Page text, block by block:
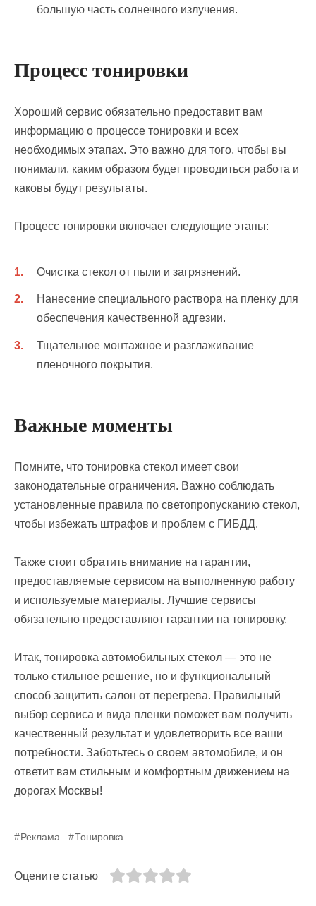
большую часть солнечного излучения.
Процесс тонировки
Хороший сервис обязательно предоставит вам
информацию о процессе тонировки и всех
необходимых этапах. Это важно для того, чтобы вы
понимали, каким образом будет проводиться работа и
каковы будут результаты.
Процесс тонировки включает следующие этапы:
Очистка стекол от пыли и загрязнений.
Нанесение специального раствора на пленку для
обеспечения качественной адгезии.
Тщательное монтажное и разглаживание
пленочного покрытия.
Важные моменты
Помните, что тонировка стекол имеет свои
законодательные ограничения. Важно соблюдать
установленные правила по светопропусканию стекол,
чтобы избежать штрафов и проблем с ГИБДД.
Также стоит обратить внимание на гарантии,
предоставляемые сервисом на выполненную работу
и используемые материалы. Лучшие сервисы
обязательно предоставляют гарантии на тонировку.
Итак, тонировка автомобильных стекол — это не
только стильное решение, но и функциональный
способ защитить салон от перегрева. Правильный
выбор сервиса и вида пленки поможет вам получить
качественный результат и удовлетворить все ваши
потребности. Заботьтесь о своем автомобиле, и он
ответит вам стильным и комфортным движением на
дорогах Москвы!
Реклама Тонировка
Оцените статью